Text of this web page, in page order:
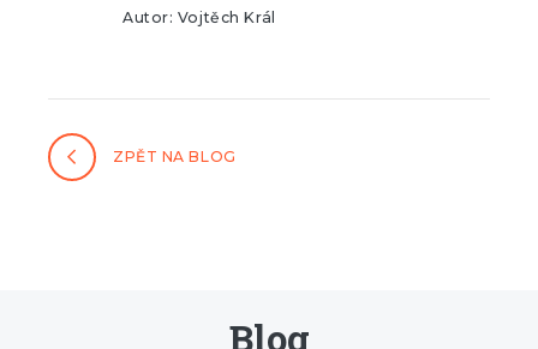
Autor: Vojtěch Král
ZPĚT NA BLOG
Blog